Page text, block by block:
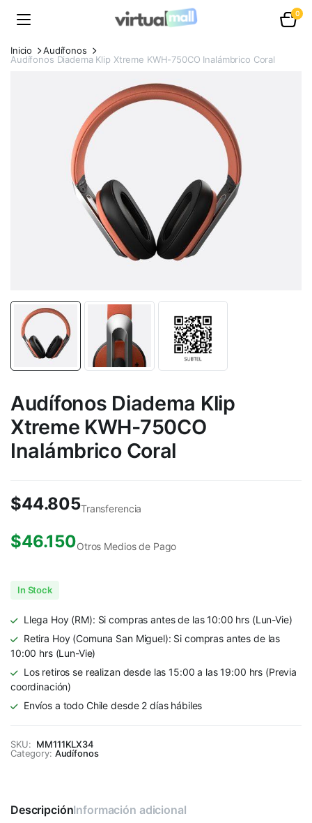
0
Inicio
Audífonos
Audífonos Diadema Klip Xtreme KWH-750CO Inalámbrico Coral
Audífonos Diadema Klip
Xtreme KWH-750CO
Inalámbrico Coral
$44.805Transferencia
$46.150Otros Medios de Pago
In Stock
Llega Hoy (RM): Si compras antes de las 10:00 hrs (Lun-Vie)
Retira Hoy (Comuna San Miguel): Si compras antes de las
10:00 hrs (Lun-Vie)
Los retiros se realizan desde las 15:00 a las 19:00 hrs (Previa
coordinación)
Envíos a todo Chile desde 2 días hábiles
SKU: MM111KLX34
Category: Audífonos
DescripciónInformación adicional